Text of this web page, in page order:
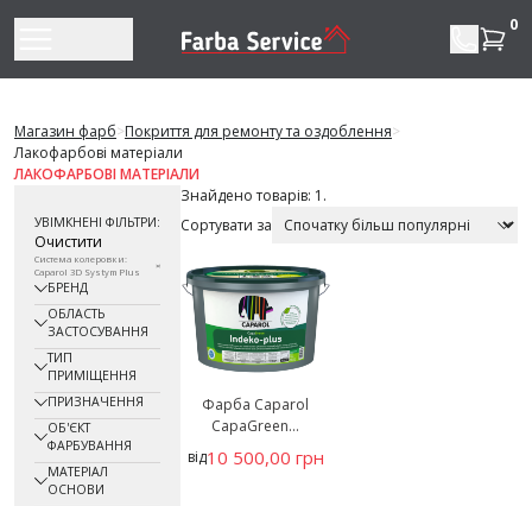
0
Магазин фарб>Покриття для ремонту та оздоблення>
Лакофарбові матеріали
ЛАКОФАРБОВІ МАТЕРІАЛИ
УВІМКНЕНІ ФІЛЬТРИ:
Очистити
Система колеровки:
Caparol 3D Systym Plus
БРЕНД
ОБЛАСТЬ
ЗАСТОСУВАННЯ
ТИП
ПРИМІЩЕННЯ
ПРИЗНАЧЕННЯ
ОБ'ЄКТ
ФАРБУВАННЯ
МАТЕРІАЛ
ОСНОВИ
Знайдено товарів: 1.
Сортувати за
Фарба Caparol
CapaGreen...
від10 500,00 грн